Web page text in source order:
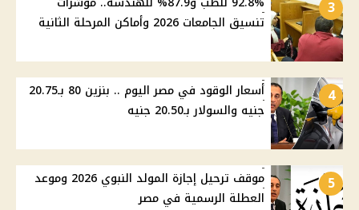
3
تنسيق الجامعات 2026 وأماكن المرحلة الثانية
4
أسعار الوقود في مصر اليوم .. بنزين 80 بـ20.75
جنيه والسولار بـ20.50 جنيه
5
موقف ترحيل إجازة المولد النبوي 2026 وموعد
العطلة الرسمية في مصر